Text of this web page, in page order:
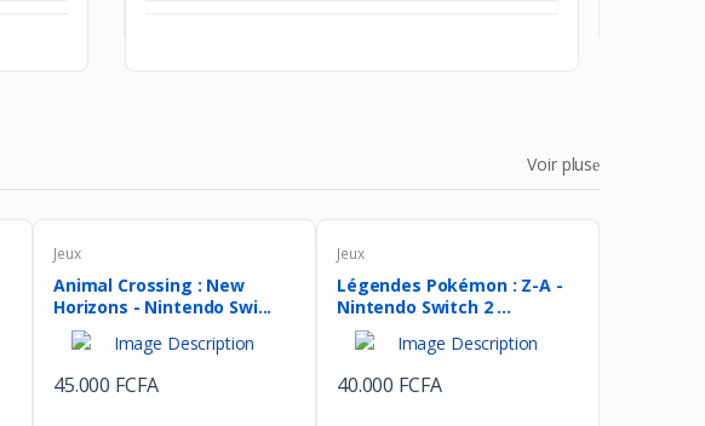
Voir plus
Jeux
Animal Crossing : New
Horizons - Nintendo Swi...
45.000 FCFA
Jeux
Légendes Pokémon : Z-A -
Nintendo Switch 2 ...
40.000 FCFA